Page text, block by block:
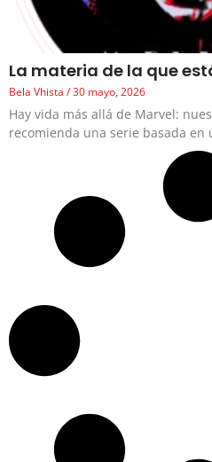
La materia de la que
Bela Vhista 30 mayo, 2026
Hay vida más allá de Marvel:
recomienda una serie basada en